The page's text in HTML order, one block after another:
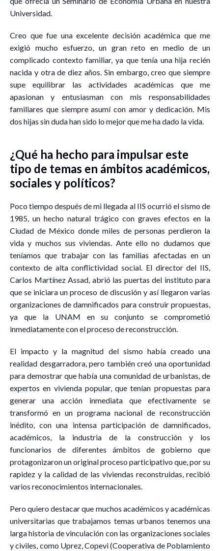
Universidad.
Creo que fue una excelente decisión académica que me
exigió mucho esfuerzo, un gran reto en medio de un
complicado contexto familiar, ya que tenía una hija recién
nacida y otra de diez años. Sin embargo, creo que siempre
supe equilibrar las actividades académicas que me
apasionan y entusiasman con mis responsabilidades
familiares que siempre asumí con amor y dedicación. Mis
dos hijas sin duda han sido lo mejor que me ha dado la vida.
¿Qué ha hecho para impulsar este
tipo de temas en ámbitos académicos,
sociales y políticos?
Poco tiempo después de mi llegada al IIS ocurrió el sismo de
1985, un hecho natural trágico con graves efectos en la
Ciudad de México donde miles de personas perdieron la
vida y muchos sus viviendas. Ante ello no dudamos que
teníamos que trabajar con las familias afectadas en un
contexto de alta conflictividad social. El director del IIS,
Carlos Martínez Assad, abrió las puertas del instituto para
que se iniciara un proceso de discusión y así llegaron varias
organizaciones de damnificados para construir propuestas,
ya que la UNAM en su conjunto se comprometió
inmediatamente con el proceso de reconstrucción.
El impacto y la magnitud del sismo había creado una
realidad desgarradora, pero también creó una oportunidad
para demostrar que había una comunidad de urbanistas, de
expertos en vivienda popular, que tenían propuestas para
generar una acción inmediata que efectivamente se
transformó en un programa nacional de reconstrucción
inédito, con una intensa participación de damnificados,
académicos, la industria de la construcción y los
funcionarios de diferentes ámbitos de gobierno que
protagonizaron un original proceso participativo que, por su
rapidez y la calidad de las viviendas reconstruidas, recibió
varios reconocimientos internacionales.
Pero quiero destacar que muchos académicos y académicas
universitarias que trabajamos temas urbanos tenemos una
larga historia de vinculación con las organizaciones sociales
y civiles, como Uprez, Copevi (Cooperativa de Poblamiento